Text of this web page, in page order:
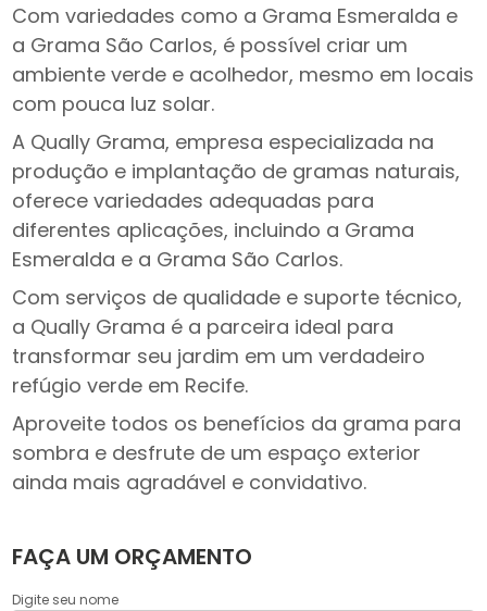
Com variedades como a Grama Esmeralda e
a Grama São Carlos, é possível criar um
ambiente verde e acolhedor, mesmo em locais
com pouca luz solar.
A Qually Grama, empresa especializada na
produção e implantação de gramas naturais,
oferece variedades adequadas para
diferentes aplicações, incluindo a Grama
Esmeralda e a Grama São Carlos.
Com serviços de qualidade e suporte técnico,
a Qually Grama é a parceira ideal para
transformar seu jardim em um verdadeiro
refúgio verde em Recife.
Aproveite todos os benefícios da grama para
sombra e desfrute de um espaço exterior
ainda mais agradável e convidativo.
FAÇA UM ORÇAMENTO
Digite seu nome